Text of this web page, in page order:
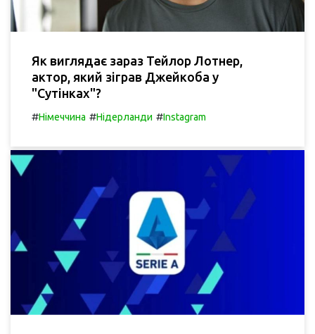
Як виглядає зараз Тейлор Лотнер,
актор, який зіграв Джейкоба у
"Сутінках"?
#Німеччина #Нідерланди #Instagram